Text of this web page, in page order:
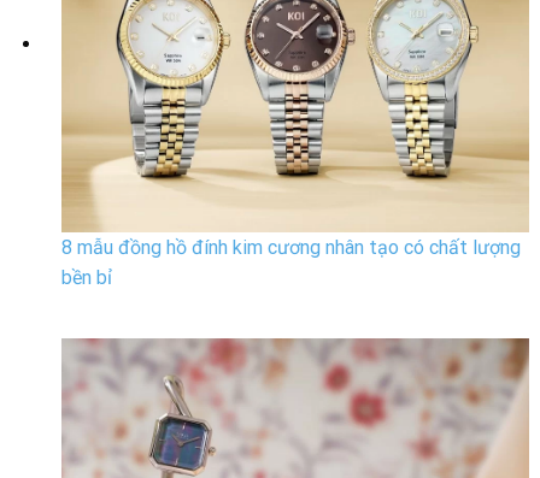
8 mẫu đồng hồ đính kim cương nhân tạo có chất lượng
bền bỉ